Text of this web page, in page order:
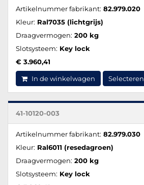
Artikelnummer fabrikant: 82.979.020
Kleur: Ral7035 (lichtgrijs)
Draagvermogen: 200 kg
Slotsysteem: Key lock
€ 3.960,41
In de winkelwagen Selecteren
41-10120-003
Artikelnummer fabrikant: 82.979.030
Kleur: Ral6011 (resedagroen)
Draagvermogen: 200 kg
Slotsysteem: Key lock